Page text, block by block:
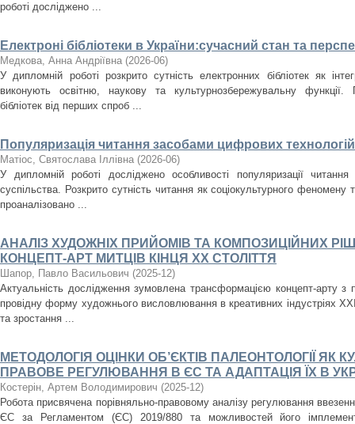
роботі досліджено ...
Електроні бібліотеки в України:сучасний стан та
Медкова, Анна Андріївна (2026-06)
У дипломній роботі розкрито сутність електронних бібліотек як
виконують освітню, наукову та культурнозбережувальну
бібліотек від перших спроб ...
Популяризація читання засобами цифрових технологій
Матіос, Святослава Іллівна (2026-06)
У дипломній роботі досліджено особливості популяризації
суспільства. Розкрито сутність читання як соціокультурного феномену
проаналізовано ...
АНАЛІЗ ХУДОЖНІХ ПРИЙОМІВ ТА КОМПОЗИЦІЙНИХ
КОНЦЕПТ-АРТ МИТЦІВ КІНЦЯ XX СТОЛІТТЯ
Шапор, Павло Васильович (2025-12)
Актуальність дослідження зумовлена трансформацією концепт-арту з
провідну форму художнього висловлювання в креативних індустріях
та зростання ...
МЕТОДОЛОГІЯ ОЦІНКИ ОБ’ЄКТІВ ПАЛЕОНТОЛОГІЇ ЯК
ПРАВОВЕ РЕГУЛЮВАННЯ В ЄС ТА АДАПТАЦІЯ ЇХ В
Костерін, Артем Володимирович (2025-12)
Робота присвячена порівняльно-правовому аналізу регулювання
ЄС за Регламентом (ЄС) 2019/880 та можливостей його